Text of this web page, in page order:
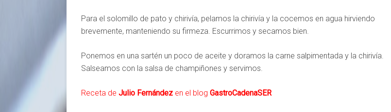
Para el solomillo de pato y chirivía, pelamos la chirivía y la cocemos en agua hirviendo
brevemente, manteniendo su firmeza. Escurrimos y secamos bien.
Ponemos en una sartén un poco de aceite y doramos la carne salpimentada y la chirivía.
Salseamos con la salsa de champiñones y servimos.
Receta de Julio Fernández en el blog GastroCadenaSER